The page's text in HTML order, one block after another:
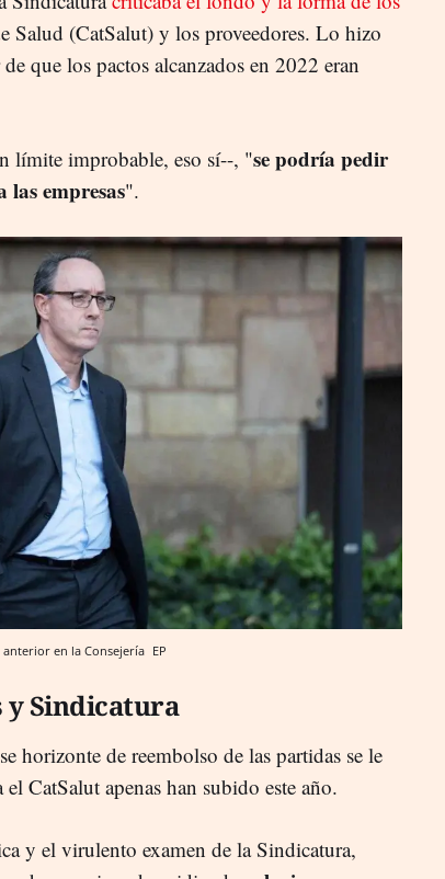
Salud (CatSalut) y los proveedores. Lo hizo
que los pactos alcanzados en 2022 eran
límite improbable, eso sí--, "se podría pedir
las empresas".
en la Consejería EP
Sindicatura
horizonte de reembolso de las partidas se le
CatSalut apenas han subido este año.
y el virulento examen de la Sindicatura,